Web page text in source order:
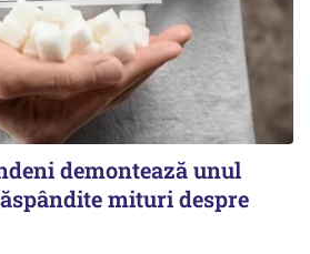
demontează unul
mituri despre